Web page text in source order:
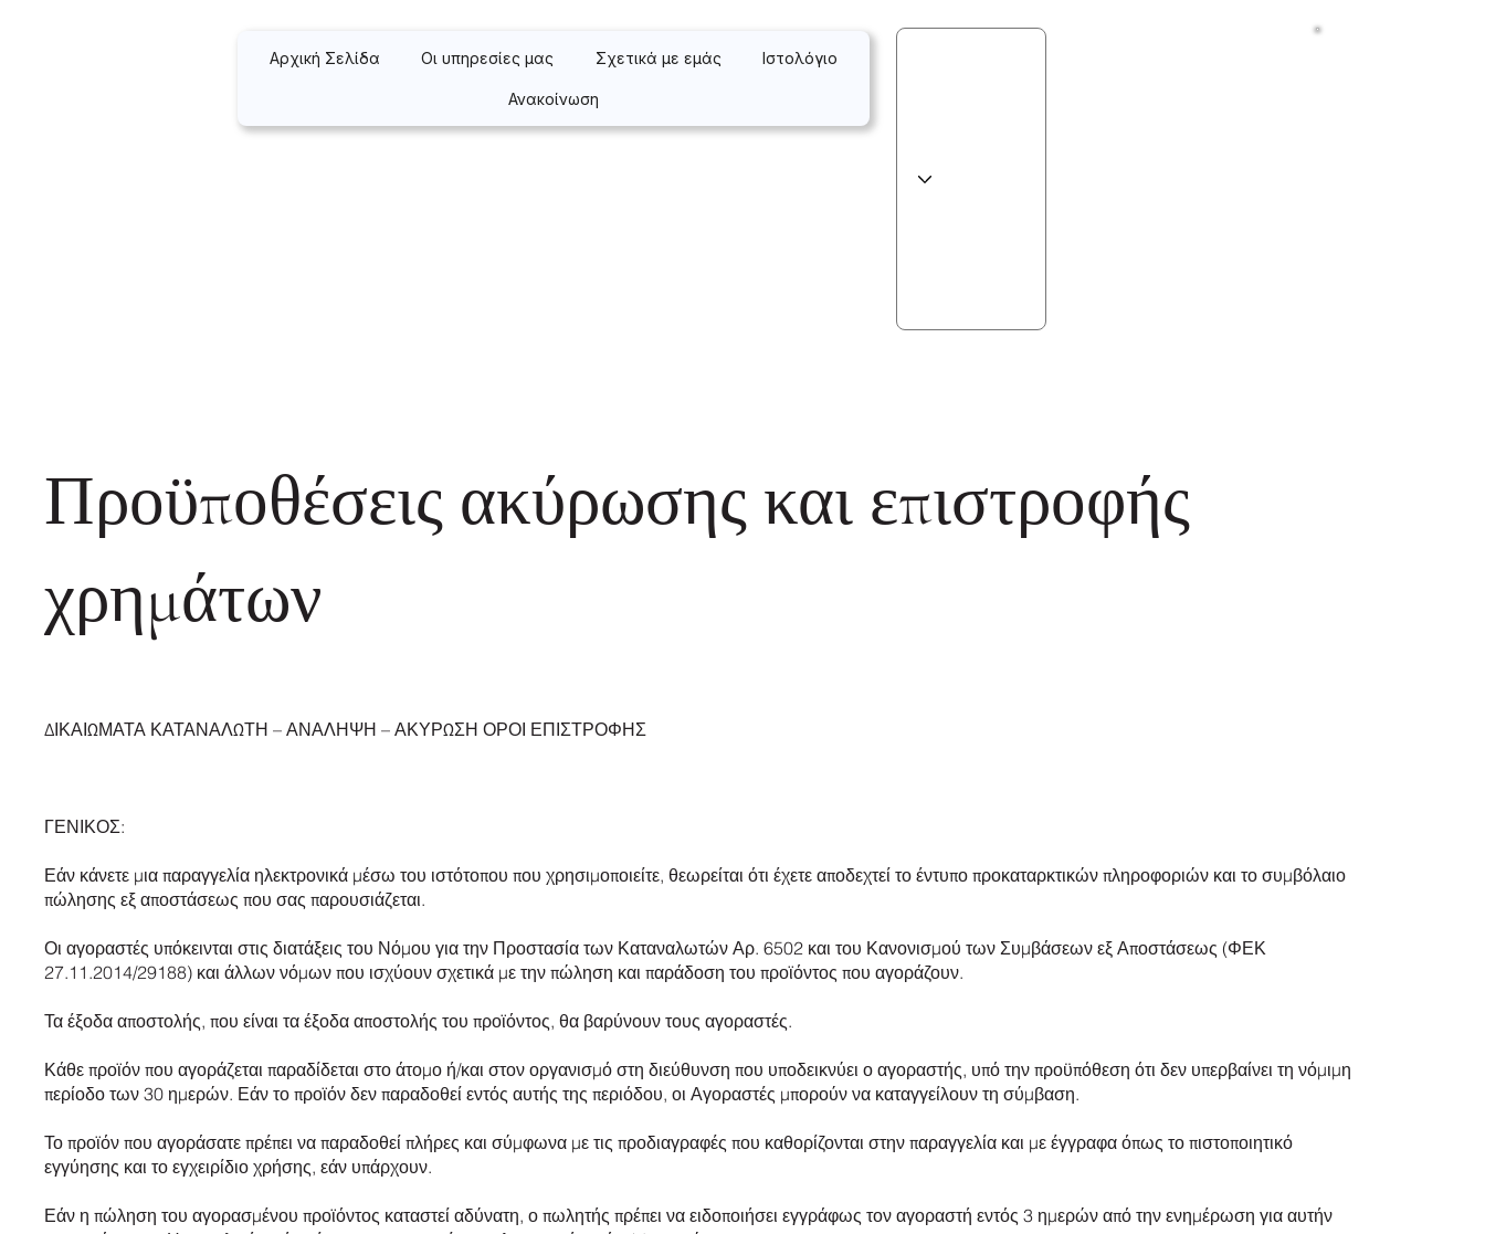
Αρχική Σελίδα Οι υπηρεσίες μας Σχετικά με εμάς Ιστολόγιο
Ανακοίνωση
Προϋποθέσεις ακύρωσης και επιστροφής
χρημάτων
ΔΙΚΑΙΩΜΑΤΑ ΚΑΤΑΝΑΛΩΤΗ – ΑΝΑΛΗΨΗ – ΑΚΥΡΩΣΗ ΟΡΟΙ ΕΠΙΣΤΡΟΦΗΣ
ΓΕΝΙΚΟΣ:
Εάν κάνετε μια παραγγελία ηλεκτρονικά μέσω του ιστότοπου που χρησιμοποιείτε, θεωρείται ότι έχετε αποδεχτεί το έντυπο προκαταρκτικών πληροφοριών και το συμβόλαιο
πώλησης εξ αποστάσεως που σας παρουσιάζεται.
Οι αγοραστές υπόκεινται στις διατάξεις του Νόμου για την Προστασία των Καταναλωτών Αρ. 6502 και του Κανονισμού των Συμβάσεων εξ Αποστάσεως (ΦΕΚ
27.11.2014/29188) και άλλων νόμων που ισχύουν σχετικά με την πώληση και παράδοση του προϊόντος που αγοράζουν.
Τα έξοδα αποστολής, που είναι τα έξοδα αποστολής του προϊόντος, θα βαρύνουν τους αγοραστές.
Κάθε προϊόν που αγοράζεται παραδίδεται στο άτομο ή/και στον οργανισμό στη διεύθυνση που υποδεικνύει ο αγοραστής, υπό την προϋπόθεση ότι δεν υπερβαίνει τη νόμιμη
περίοδο των 30 ημερών. Εάν το προϊόν δεν παραδοθεί εντός αυτής της περιόδου, οι Αγοραστές μπορούν να καταγγείλουν τη σύμβαση.
Το προϊόν που αγοράσατε πρέπει να παραδοθεί πλήρες και σύμφωνα με τις προδιαγραφές που καθορίζονται στην παραγγελία και με έγγραφα όπως το πιστοποιητικό
εγγύησης και το εγχειρίδιο χρήσης, εάν υπάρχουν.
Εάν η πώληση του αγορασμένου προϊόντος καταστεί αδύνατη, ο πωλητής πρέπει να ειδοποιήσει εγγράφως τον αγοραστή εντός 3 ημερών από την ενημέρωση για αυτήν